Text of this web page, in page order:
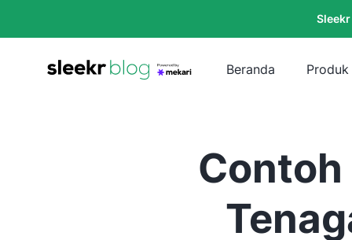
Beranda
Contoh